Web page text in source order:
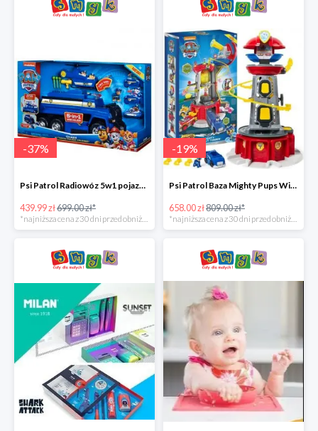
-37%
Psi Patrol Radiowóz 5w1 pojazd ratunkowy z figurką Chase'a -37%
439.99 zł699.00 zł*
-19%
Psi Patrol Baza Mighty Pups Wieża obserwacyjna+pojazd z figurką -19%
658.00 zł809.00 zł*